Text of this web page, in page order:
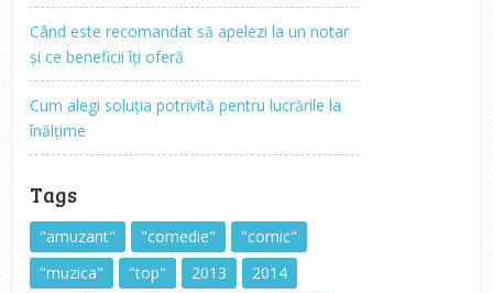
Când este recomandat să apelezi la un notar
și ce beneficii îți oferă
Cum alegi soluția potrivită pentru lucrările la
înălțime
Tags
"amuzant" "comedie"
"comic"
"muzica"
"top" 2013
2014